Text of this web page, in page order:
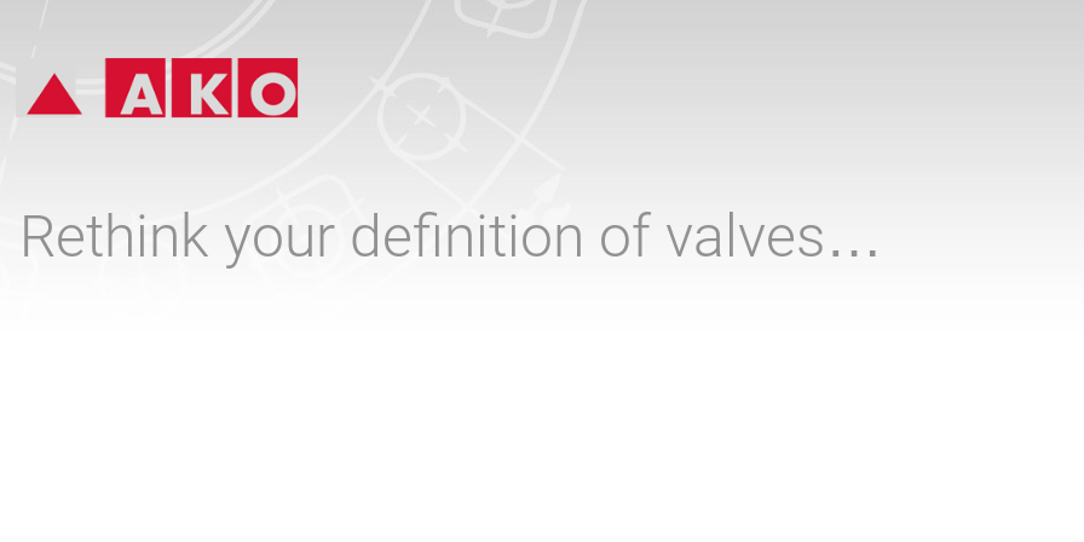
Rethink your definition of valves…